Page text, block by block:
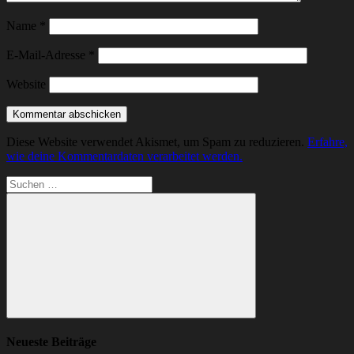
Name *
E-Mail-Adresse *
Website
Diese Website verwendet Akismet, um Spam zu reduzieren. Erfahre,
wie deine Kommentardaten verarbeitet werden.
Suchen
nach:
Suchen
Neueste Beiträge